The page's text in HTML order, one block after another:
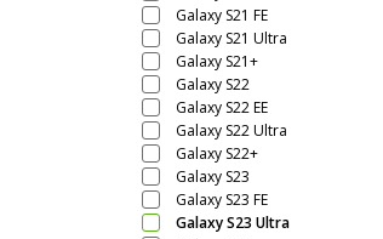
Galaxy S21 FE
Galaxy S21 Ultra
Galaxy S21+
Galaxy S22
Galaxy S22 EE
Galaxy S22 Ultra
Galaxy S22+
Galaxy S23
Galaxy S23 FE
Galaxy S23 Ultra